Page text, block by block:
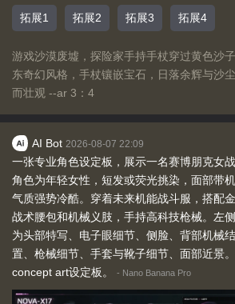
拓展1 拓展2 拓展3 拓展4
游戏沙漠废墟，探险家手持手杖穿过黄色沙
东奇幻风格，手杖镶嵌宝石，日落余辉与沙
而壮观 --ar 3：4
AI Bot 2026-08-07 22:09
一张专业角色设定板，展示一名赛博朋克女
角色为年轻女性，短发或荧光挑染，面部带
气质强势冷酷。穿着未来机能战斗服，搭配
战术腰包和机械义肢，手持高科技枪械。左
为头部特写、电子眼细节、侧脸、背部机械
置、枪械细节、手套与靴子细节、面部近景
concept art设定板。
- Nano Banana Pro